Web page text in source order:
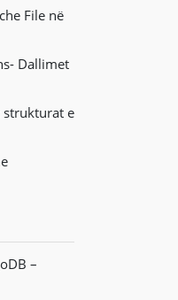
File në
Dallimet
strukturat e
–